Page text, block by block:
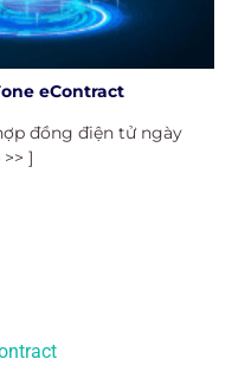
eContract
đồng điện tử ngày
]